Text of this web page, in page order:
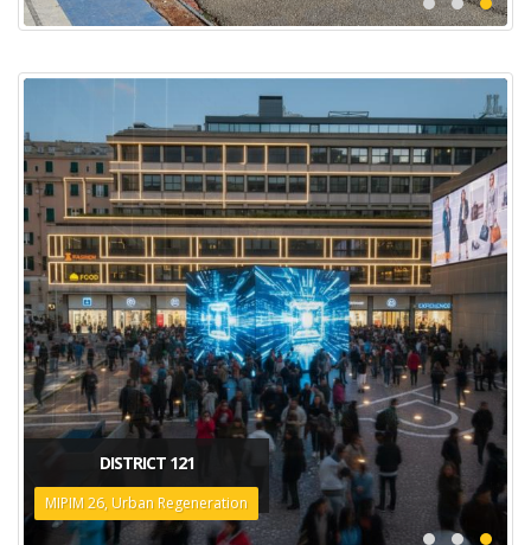
DISTRICT 121
MIPIM 26, Urban Regeneration